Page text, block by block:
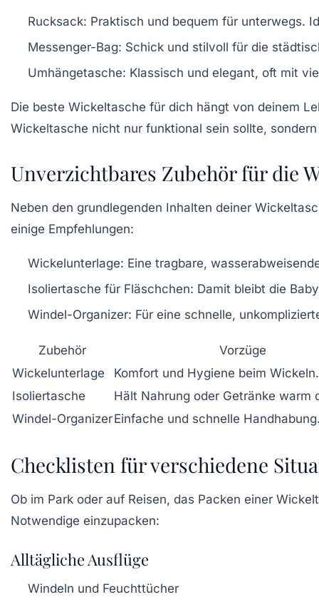
Rucksack: Praktisch und bequem für unterwegs.
Messenger-Bag: Schick und stilvoll für die
Umhängetasche: Klassisch und elegant, oft mit
Die beste Wickeltasche für dich hängt von deinem
Wickeltasche nicht nur funktional sein sollte,
Unverzichtbares Zubehör für die
Neben den grundlegenden Inhalten deiner
einige Empfehlungen:
Wickelunterlage: Eine tragbare,
Isoliertasche für Fläschchen: Damit bleibt die
Windel-Organizer: Für eine schnelle,
Zubehör
Vorzüge
Wickelunterlage
Komfort und Hygiene beim Wickeln.
Isoliertasche
Hält Nahrung oder Getränke warm
Windel-OrganizerEinfache und schnelle
Checklisten für verschiedene
Ob im Park oder auf Reisen, das Packen einer
Notwendige einzupacken:
Alltägliche Ausflüge
Windeln und Feuchttücher